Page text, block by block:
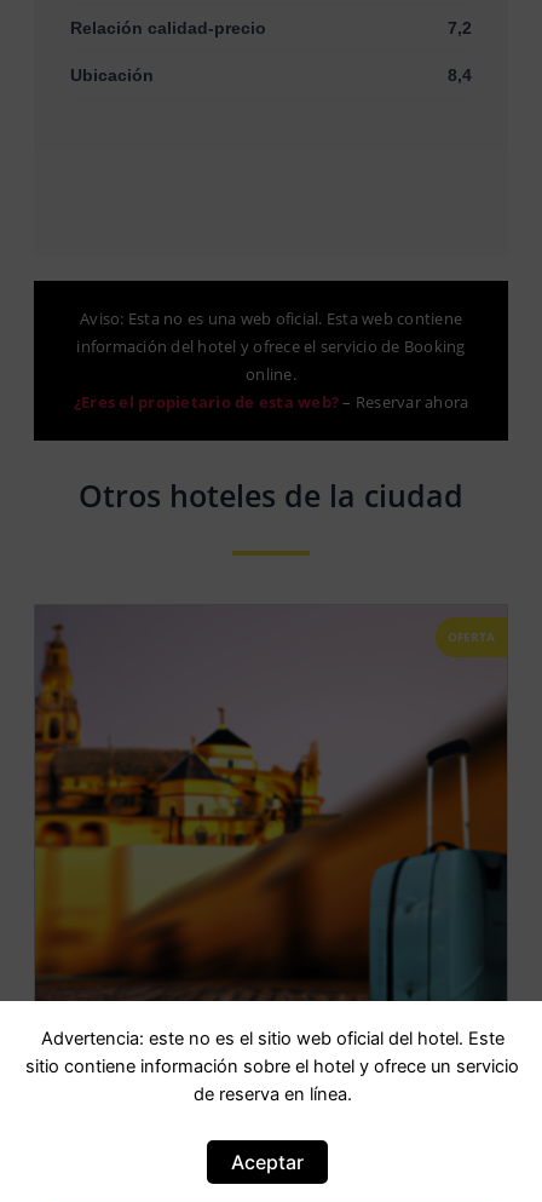
Relación calidad-precio 7,2
Ubicación 8,4
Aviso: Esta no es una web oficial. Esta web contiene
información del hotel y ofrece el servicio de Booking
online.
¿Eres el propietario de esta web?– Reservar ahora
Otros hoteles de la ciudad
OFERTA
Santa Ana Hostal
IR AL HOTEL
Advertencia: este no es el sitio web oficial del hotel. Este
sitio contiene información sobre el hotel y ofrece un servicio
de reserva en línea.
Aceptar